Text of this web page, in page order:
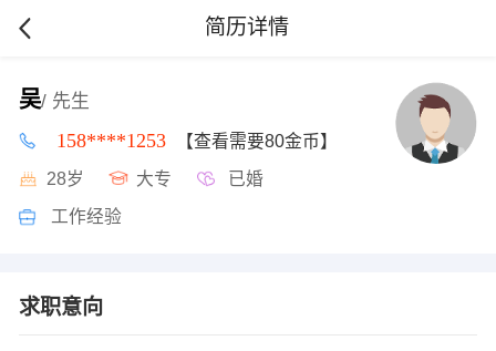
简历详情
吴/ 先生
158****1253 【查看需要80金币】
28岁 大专 已婚
工作经验
求职意向